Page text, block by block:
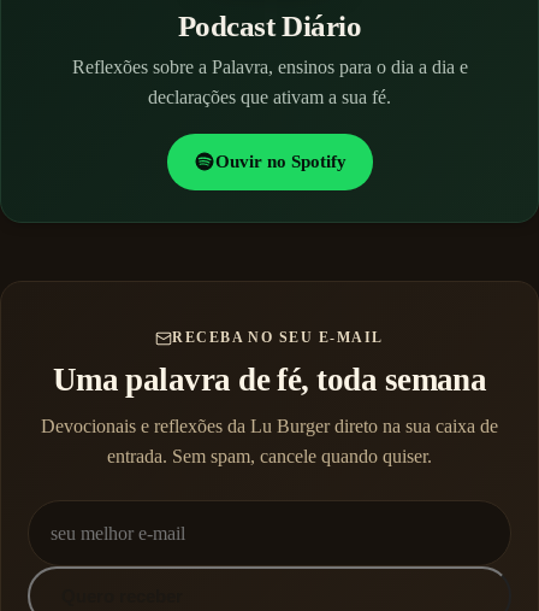
Podcast Diário
Reflexões sobre a Palavra, ensinos para o dia a dia e
declarações que ativam a sua fé.
Ouvir no Spotify
RECEBA NO SEU E-MAIL
Uma palavra de fé, toda semana
Devocionais e reflexões da Lu Burger direto na sua caixa de
entrada. Sem spam, cancele quando quiser.